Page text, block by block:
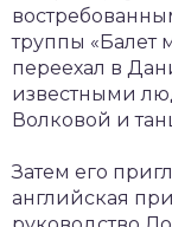
труппы «Балет
переехал в
известными
Волковой и
Затем его
английская